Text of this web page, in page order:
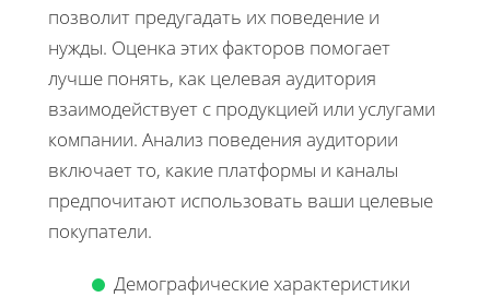
позволит предугадать их поведение и
нужды. Оценка этих факторов помогает
лучше понять, как целевая аудитория
взаимодействует с продукцией или услугами
компании. Анализ поведения аудитории
включает то, какие платформы и каналы
предпочитают использовать ваши целевые
покупатели.
Демографические характеристики